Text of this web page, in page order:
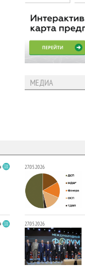
МЕДИА
27.05.2026
27.05.2026